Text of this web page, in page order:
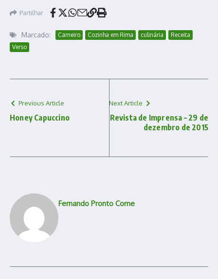
Partilhar
Marcado: Carneiro Cozinha em Rima culinária
Receita
Verso
Previous Article
Honey Capuccino
Next Article
Revista de Imprensa – 29 de
dezembro de 2015
Fernando Pronto Come